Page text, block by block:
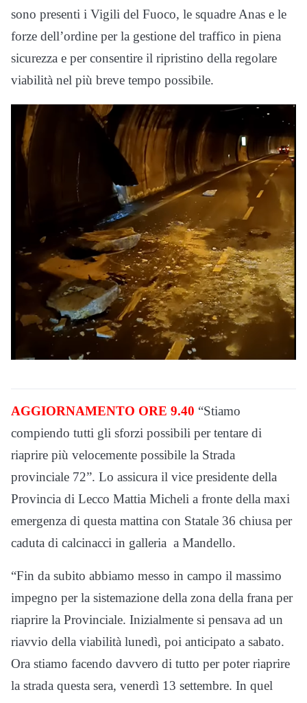
sono presenti i Vigili del Fuoco, le squadre Anas e le
forze dell’ordine per la gestione del traffico in piena
sicurezza e per consentire il ripristino della regolare
viabilità nel più breve tempo possibile.
AGGIORNAMENTO ORE 9.40 “Stiamo
compiendo tutti gli sforzi possibili per tentare di
riaprire più velocemente possibile la Strada
provinciale 72”. Lo assicura il vice presidente della
Provincia di Lecco Mattia Micheli a fronte della maxi
emergenza di questa mattina con Statale 36 chiusa per
caduta di calcinacci in galleria a Mandello.
“Fin da subito abbiamo messo in campo il massimo
impegno per la sistemazione della zona della frana per
riaprire la Provinciale. Inizialmente si pensava ad un
riavvio della viabilità lunedì, poi anticipato a sabato.
Ora stiamo facendo davvero di tutto per poter riaprire
la strada questa sera, venerdì 13 settembre. In quel